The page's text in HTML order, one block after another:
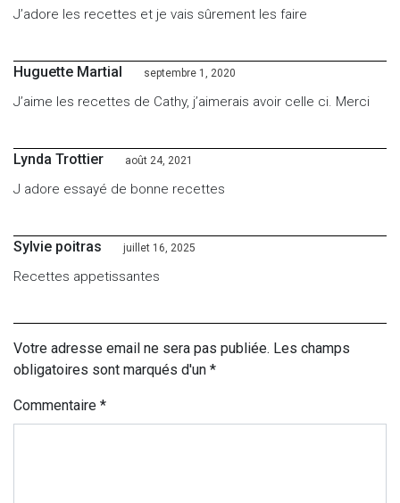
J’adore les recettes et je vais sûrement les faire
Huguette Martial septembre 1, 2020
J’aime les recettes de Cathy, j’aimerais avoir celle ci. Merci
Lynda Trottier août 24, 2021
J adore essayé de bonne recettes
Sylvie poitras juillet 16, 2025
Recettes appetissantes
Votre adresse email ne sera pas publiée. Les champs
obligatoires sont marqués d'un *
Commentaire *